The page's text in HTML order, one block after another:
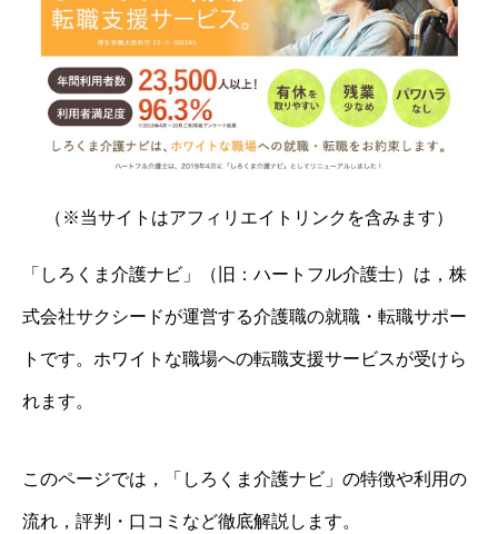
（※当サイトはアフィリエイトリンクを含みます）
「しろくま介護ナビ」（旧：ハートフル介護士）は，株
式会社サクシードが運営する介護職の就職・転職サポー
トです。ホワイトな職場への転職支援サービスが受けら
れます。
このページでは，「しろくま介護ナビ」の特徴や利用の
流れ，評判・口コミなど徹底解説します。